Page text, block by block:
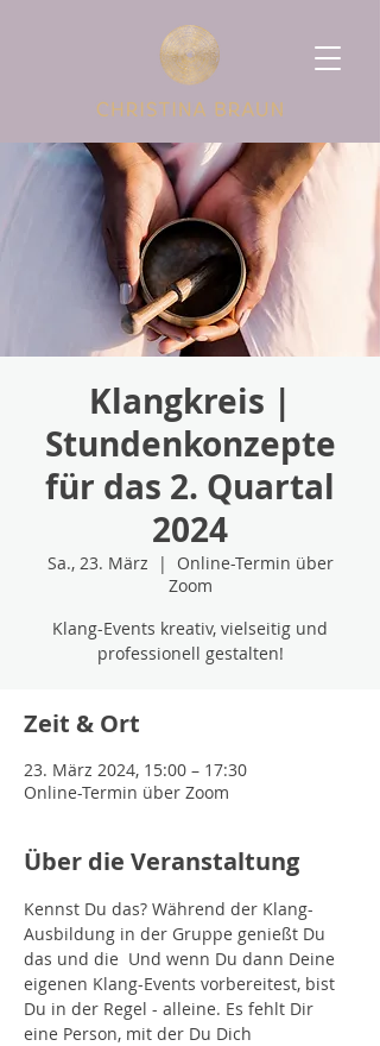
Klangkreis |
Stundenkonzepte
für das 2. Quartal
2024
Sa., 23. März
  |
Online-Termin über
Zoom
Klang-Events kreativ, vielseitig und
professionell gestalten!
Zeit & Ort
23. März 2024, 15:00 – 17:30
Online-Termin über Zoom
Über die Veranstaltung
Kennst Du das? Während der Klang-
Ausbildung in der Gruppe genießt Du
das und die Und wenn Du dann Deine
eigenen Klang-Events vorbereitest, bist
Du in der Regel - alleine. Es fehlt Dir
eine Person, mit der Du Dich